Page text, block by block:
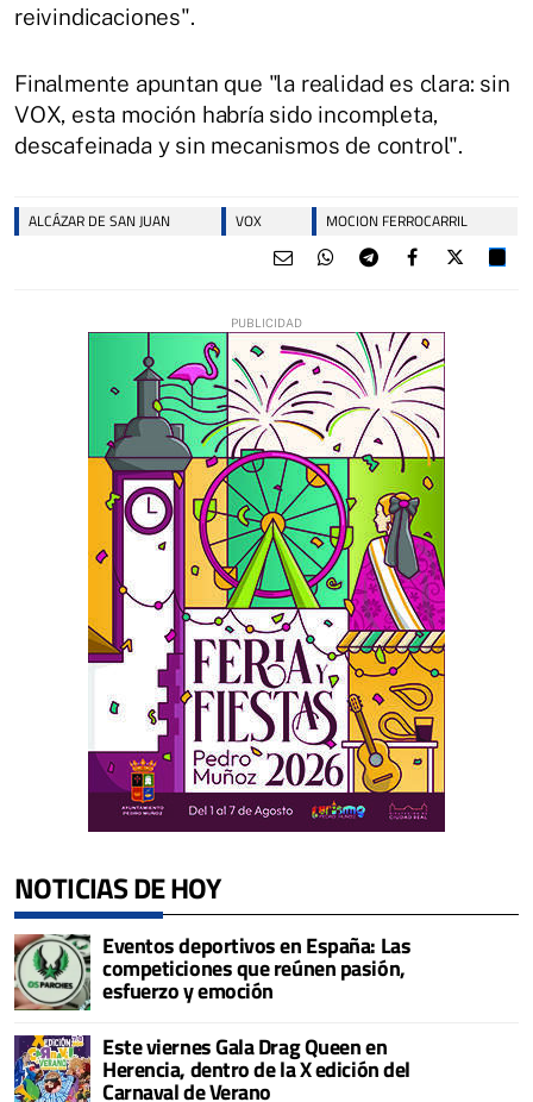
reivindicaciones".
Finalmente apuntan que "la realidad es clara: sin
VOX, esta moción habría sido incompleta,
descafeinada y sin mecanismos de control".
ALCÁZAR DE SAN JUAN VOX MOCION FERROCARRIL
NOTICIAS DE HOY
Eventos deportivos en España: Las
competiciones que reúnen pasión,
esfuerzo y emoción
Este viernes Gala Drag Queen en
Herencia, dentro de la X edición del
Carnaval de Verano